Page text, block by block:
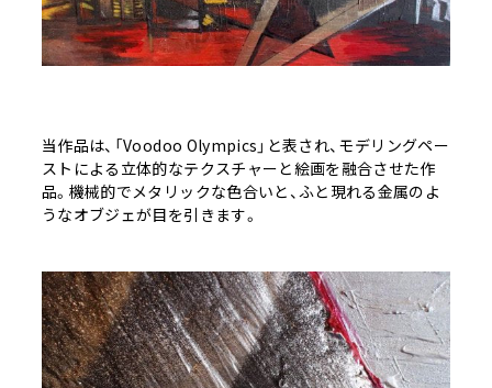
当作品は、「Voodoo Olympics」と表され、モデリングペー
ストによる立体的なテクスチャーと絵画を融合させた作
品。機械的でメタリックな色合いと、ふと現れる金属のよ
うなオブジェが目を引きます。